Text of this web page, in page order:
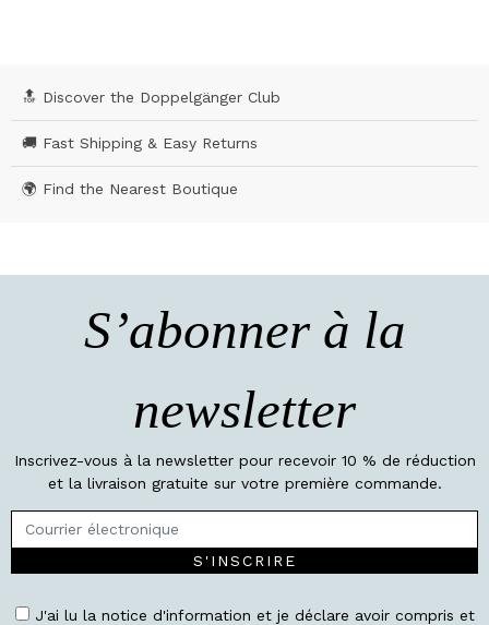
🔝 Discover the Doppelgänger Club
🚚 Fast Shipping & Easy Returns
🌍 Find the Nearest Boutique
S’abonner à la
newsletter
Inscrivez-vous à la newsletter pour recevoir 10 % de réduction
et la livraison gratuite sur votre première commande.
S'INSCRIRE
J'ai lu la notice d'information et je déclare avoir compris et